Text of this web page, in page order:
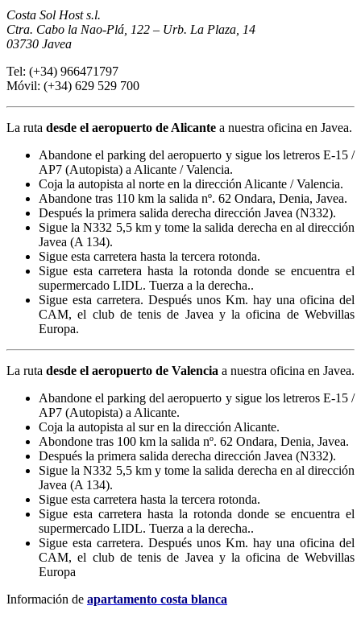
Costa Sol Host s.l.
Ctra. Cabo la Nao-Plá, 122 – Urb. La Plaza, 14
03730 Javea
Tel: (+34) 966471797
Móvil: (+34) 629 529 700
La ruta desde el aeropuerto de Alicante a nuestra oficina en Javea.
Abandone el parking del aeropuerto y sigue los letreros E-15 /
AP7 (Autopista) a Alicante / Valencia.
Coja la autopista al norte en la dirección Alicante / Valencia.
Abandone tras 110 km la salida nº. 62 Ondara, Denia, Javea.
Después la primera salida derecha dirección Javea (N332).
Sigue la N332 5,5 km y tome la salida derecha en al dirección
Javea (A 134).
Sigue esta carretera hasta la tercera rotonda.
Sigue esta carretera hasta la rotonda donde se encuentra el
supermercado LIDL. Tuerza a la derecha..
Sigue esta carretera. Después unos Km. hay una oficina del
CAM, el club de tenis de Javea y la oficina de Webvillas
Europa.
La ruta desde el aeropuerto de Valencia a nuestra oficina en Javea.
Abandone el parking del aeropuerto y sigue los letreros E-15 /
AP7 (Autopista) a Alicante.
Coja la autopista al sur en la dirección Alicante.
Abondone tras 100 km la salida nº. 62 Ondara, Denia, Javea.
Después la primera salida derecha dirección Javea (N332).
Sigue la N332 5,5 km y tome la salida derecha en al dirección
Javea (A 134).
Sigue esta carretera hasta la tercera rotonda.
Sigue esta carretera hasta la rotonda donde se encuentra el
supermercado LIDL. Tuerza a la derecha..
Sigue esta carretera. Después unos Km. hay una oficina del
CAM, el club de tenis de Javea y la oficina de Webvillas
Europa
Información de apartamento costa blanca